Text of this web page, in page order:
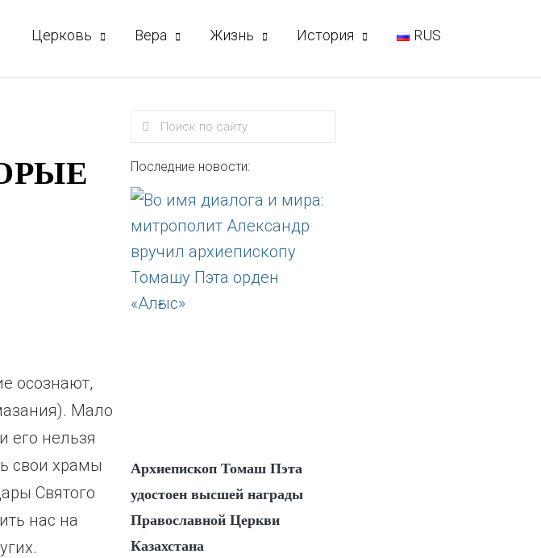
Церковь Вера Жизнь История RUS
осознают,
Мало
его нельзя
свои храмы
Святого
нас на
Поиск
Поиск
Последние новости:
Архиепископ Томаш Пэта
удостоен высшей награды
Православной Церкви
Казахстана